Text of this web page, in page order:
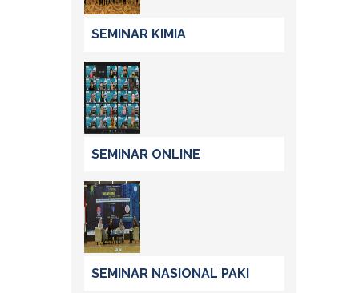
SEMINAR KIMIA
SEMINAR ONLINE
SEMINAR NASIONAL PAKI